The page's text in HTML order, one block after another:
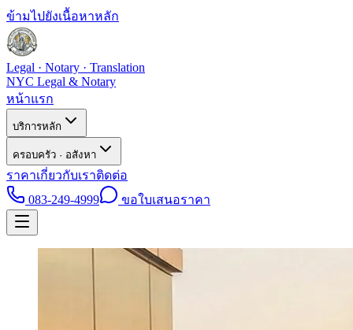
ข้ามไปยังเนื้อหาหลัก
Legal · Notary · Translation
NYC Legal & Notary
หน้าแรก
บริการหลัก
ครอบครัว · อสังหา
ราคาเกี่ยวกับเราติดต่อ
083-249-4999
ขอใบเสนอราคา